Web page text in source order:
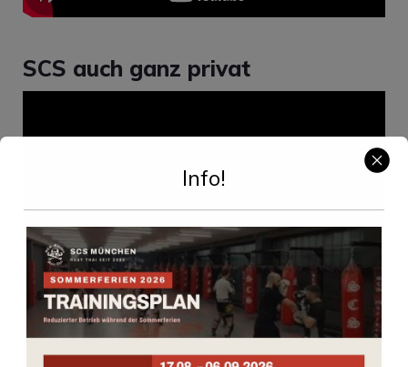
SCS auch ganz privat
Info!